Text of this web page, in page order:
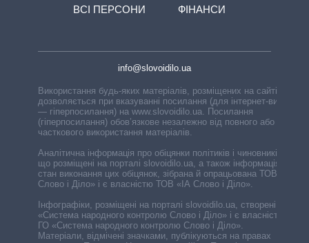
ВСІ ПЕРСОНИ
ФІНАНСИ
info@slovoidilo.ua
Використання будь-яких матеріалів, розміщених на сайті,
дозволяється при вказуванні посилання (для інтернет-видань
— гіперпосилання) на www.slovoidilo.ua. Посилання
(гіперпосилання) обов’язкове незалежно від повного або
часткового використання матеріалів.
Аналітична інформація про обіцянки політиків і чиновників,
що розміщені на порталі slovoidilo.ua, а також інформація про
стан виконання цих обіцянок, зібрана й опрацьована ТОВ «ІА
Слово і Діло» і є власністю ТОВ «ІА Слово і Діло».
Інфографіки, розміщені на порталі slovoidilo.ua, створені ГО
«Система народного контролю Слово і Діло» і є власністю
ГО «Система народного контролю Слово і Діло».
Матеріали, відмічені значками, публікуються на правах